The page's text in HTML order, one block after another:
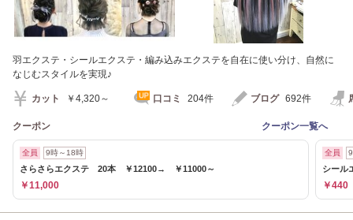
羽エクステ・シールエクステ・編み込みエクステを自在に使い分け、自然に
なじむスタイルを実現♪
カット ￥4,320～ 口コミ 204件 ブログ 692件
クーポン クーポン一覧へ
全員 9時～18時
さらさらエクステ 20本 ￥12100→ ￥11000～
￥11,000
全員
シー
￥440